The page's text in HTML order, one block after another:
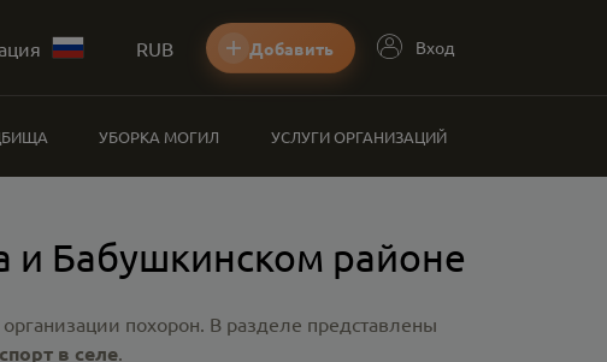
RUB Добавить Вход
УБОРКА МОГИЛ УСЛУГИ ОРГАНИЗАЦИЙ
и Бабушкинском районе
похорон. В разделе представлены
в селе.